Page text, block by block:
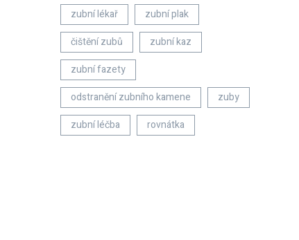
zubní lékař
zubní plak
čištění zubů
zubní kaz
zubní fazety
odstranění zubního kamene
zuby
zubní léčba
rovnátka